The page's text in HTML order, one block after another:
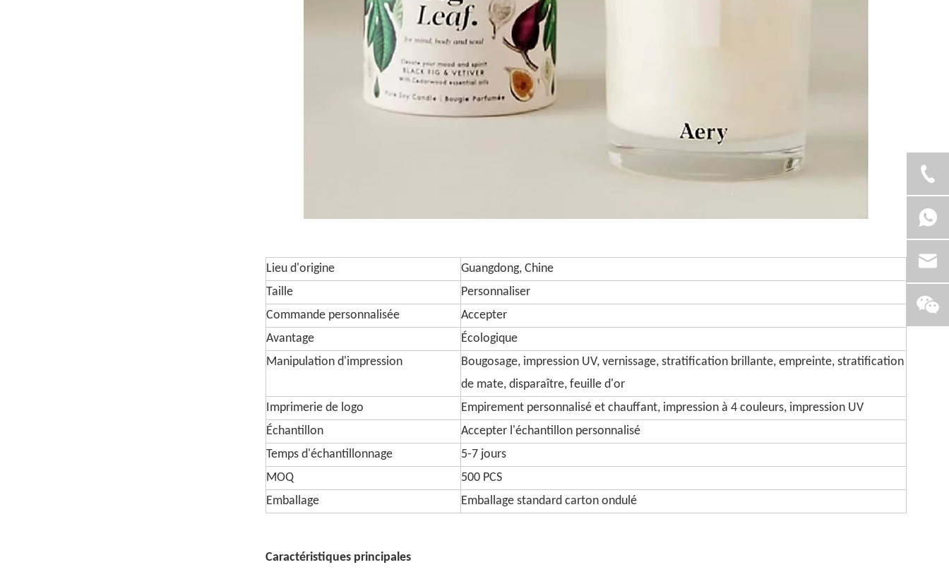
Lieu d'origine
Guangdong, Chine
Taille
Personnaliser
Commande personnalisée
Accepter
Avantage
Écologique
Manipulation d'impression
Bougosage, impression UV, vernissage, stratification brillante, empreinte, stratification
de mate, disparaître, feuille d'or
Imprimerie de logo
Empirement personnalisé et chauffant, impression à 4 couleurs, impression UV
Échantillon
Accepter l'échantillon personnalisé
Temps d'échantillonnage
5-7 jours
MOQ
500 PCS
Emballage
Emballage standard carton ondulé
Caractéristiques principales